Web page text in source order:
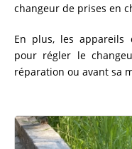
changeur de prises en
En plus, les appareils
pour régler le
réparation ou avant sa